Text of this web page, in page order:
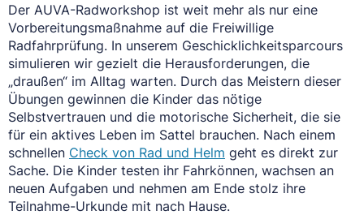
Der AUVA-Radworkshop ist weit mehr als nur eine
Vorbereitungsmaßnahme auf die Freiwillige
Radfahrprüfung. In unserem Geschicklichkeitsparcours
simulieren wir gezielt die Herausforderungen, die
„draußen“ im Alltag warten. Durch das Meistern dieser
Übungen gewinnen die Kinder das nötige
Selbstvertrauen und die motorische Sicherheit, die sie
für ein aktives Leben im Sattel brauchen. Nach einem
schnellen Check von Rad und Helm geht es direkt zur
Sache. Die Kinder testen ihr Fahrkönnen, wachsen an
neuen Aufgaben und nehmen am Ende stolz ihre
Teilnahme-Urkunde mit nach Hause.